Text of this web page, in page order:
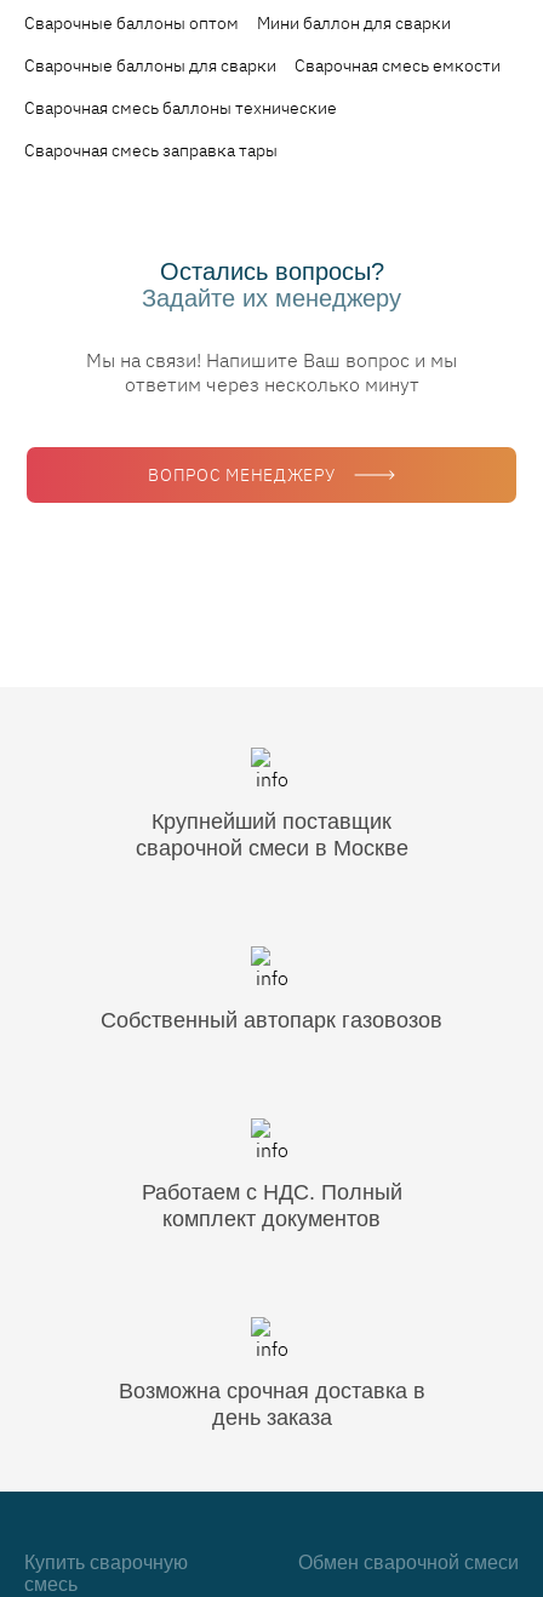
Сварочные баллоны оптом
Мини баллон для сварки
Сварочные баллоны для сварки
Сварочная смесь емкости
Сварочная смесь баллоны технические
Сварочная смесь заправка тары
Остались вопросы?
Задайте их менеджеру
Мы на связи! Напишите Ваш вопрос и мы
ответим через несколько минут
ВОПРОС МЕНЕДЖЕРУ
Крупнейший поставщик
сварочной смеси в Москве
Собственный автопарк газовозов
Работаем с НДС. Полный
комплект документов
Возможна срочная доставка в
день заказа
Купить сварочную
смесь
Обмен сварочной смеси